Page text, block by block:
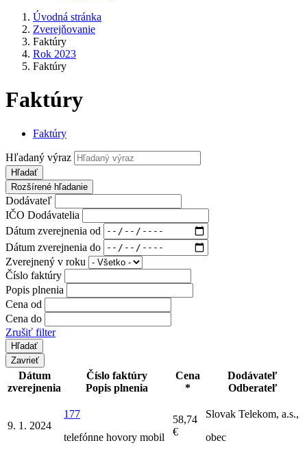
Úvodná stránka
Zverejňovanie
Faktúry
Rok 2023
Faktúry
Faktúry
Faktúry
Hľadaný výraz
Hľadať
Rozšírené hľadanie
Dodávateľ
IČO Dodávatelia
Dátum zverejnenia od
Dátum zverejnenia do
Zverejnený v roku
Číslo faktúry
Popis plnenia
Cena od
Cena do
Zrušiť filter
Zavrieť
Dátum
zverejnenia
Číslo faktúry
Popis plnenia
Cena
*
Dodávateľ
Odberateľ
9. 1. 2024
177
telefónne hovory mobil
58,74
€
Slovak Telekom, a.s.,
obec